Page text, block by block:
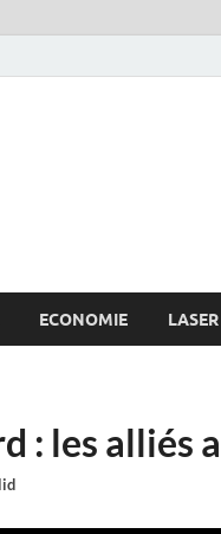
ECONOMIE LASER
: les alliés